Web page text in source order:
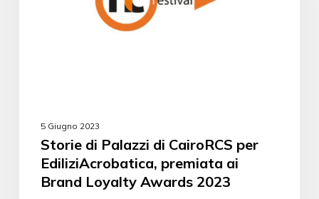
5 Giugno 2023
Storie di Palazzi di CairoRCS per
EdiliziAcrobatica, premiata ai
Brand Loyalty Awards 2023